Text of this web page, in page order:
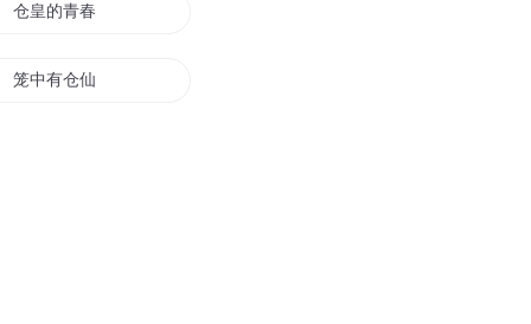
仓皇的青春
笼中有仓仙